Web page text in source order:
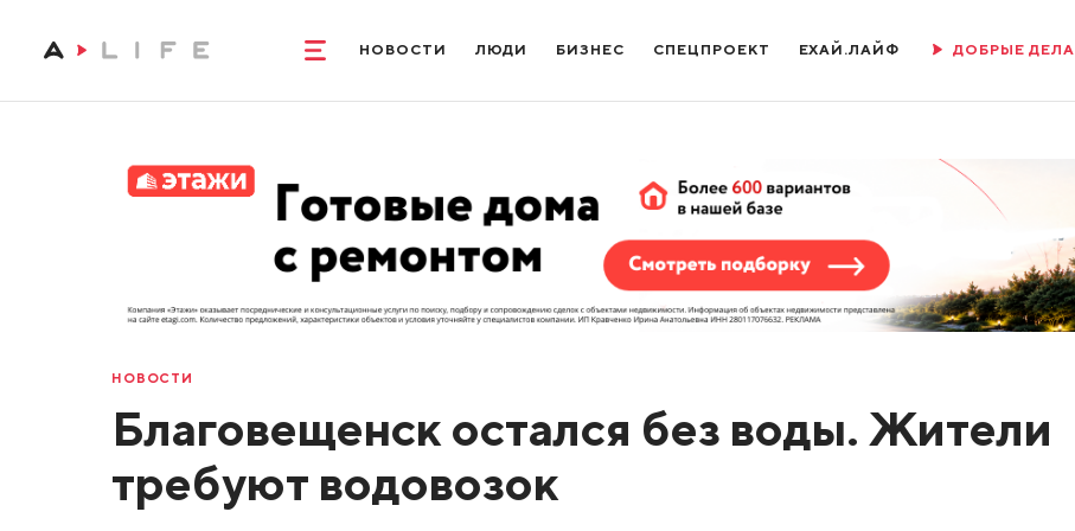
НОВОСТИ ЛЮДИ БИЗНЕС СПЕЦПРОЕКТ ЕХАЙ.ЛАЙФ ДОБРЫЕ ДЕЛА
НОВОСТИ
Благовещенск остался без воды. Жители
требуют водовозок